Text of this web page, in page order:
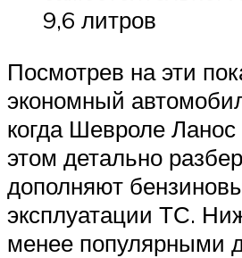
9,6 литров
Посмотрев на эти
экономный
когда Шевроле
этом детально
дополняют
эксплуатации ТС.
менее популярными